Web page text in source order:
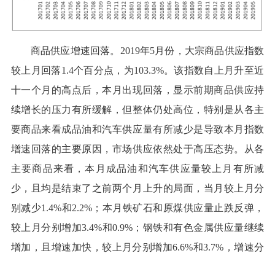
商品供应增速回落。2019年5月份，大宗商品供应指数
较上月回落1.4个百分点，为103.3%。该指数自上月升至近
十一个月的高点后，本月出现回落，显示前期商品供应持
续增长的压力有所缓解，但整体仍处高位，特别是从各主
要商品来看成品油和汽车供应量有所减少是导致本月指数
增速回落的主要原因，市场供应依然处于高压态势。从各
主要商品来看，本月成品油和汽车供应量较上月有所减
少，且均是结束了之前两个月上升的局面，当月较上月分
别减少1.4%和2.2%；本月铁矿石和原煤供应量止跌反弹，
较上月分别增加3.4%和0.9%；钢铁和有色金属供应量继续
增加，且增速加快，较上月分别增加6.6%和3.7%，增速分